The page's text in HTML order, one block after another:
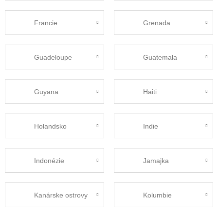
Francie Grenada
Guadeloupe Guatemala
Guyana Haiti
Holandsko Indie
Indonézie Jamajka
Kanárske ostrovy Kolumbie